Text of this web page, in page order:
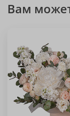
Вам